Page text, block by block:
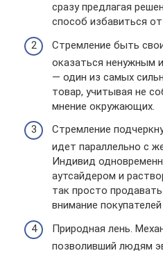
сразу предлагая
способ избавиться
Стремление быть
оказаться ненужным
— один из самых
товар, учитывая не
мнение окружающих.
Стремление
идет параллельно с
Индивид
аутсайдером и
так просто
внимание
Природная лень.
позволивший людям